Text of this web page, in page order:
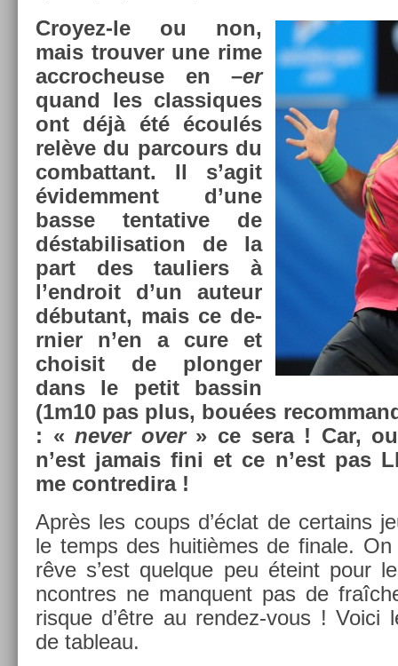
Croyez-le ou non,
mais trouv­er une rime
accroc­heuse en –er
quand les clas­siques
ont déjà été écoulés
relève du par­cours du
com­bat­tant. Il s’agit
évidem­ment d’une
basse ten­tative de
déstabilisa­tion de la
part des tauli­ers à
l’endroit d’un auteur
débutant, mais ce de­
rni­er n’en a cure et
choisit de plong­er
dans le petit bas­sin
(1m10 pas plus, bouées
: «never over» ce sera ! Car,
n’est jamais fini et ce n’est pas
me con­tredira !
Après les coups d’éclat de cer­tains
le temps des huitièmes de fin­ale.
rêve s’est quel­que peu éteint pour
ncontres ne man­quent pas de
ris­que d’être au rendez-vous ! Voici
de tab­leau.